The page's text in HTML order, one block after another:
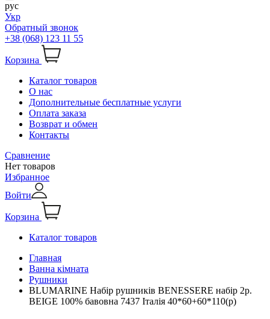
рус
Укр
Обратный звонок
+38 (068) 123 11 55
Корзина
Каталог товаров
О нас
Дополнительные бесплатные услуги
Оплата заказа
Возврат и обмен
Контакты
Сравнение
Нет товаров
Избранное
Войти
Корзина
Каталог товаров
Главная
Ванна кімната
Рушники
BLUMARINE Набір рушників BENESSERE набір 2р.
BEIGE 100% бавовна 7437 Італія 40*60+60*110(р)